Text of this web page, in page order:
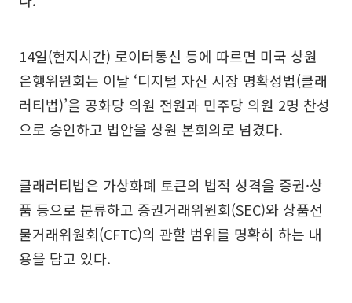
14일(현지시간) 로이터통신 등에 따르면 미국 상원
은행위원회는 이날 ‘디지털 자산 시장 명확성법(클래
러티법)’을 공화당 의원 전원과 민주당 의원 2명 찬성
으로 승인하고 법안을 상원 본회의로 넘겼다.
클래러티법은 가상화폐 토큰의 법적 성격을 증권·상
품 등으로 분류하고 증권거래위원회(SEC)와 상품선
물거래위원회(CFTC)의 관할 범위를 명확히 하는 내
용을 담고 있다.